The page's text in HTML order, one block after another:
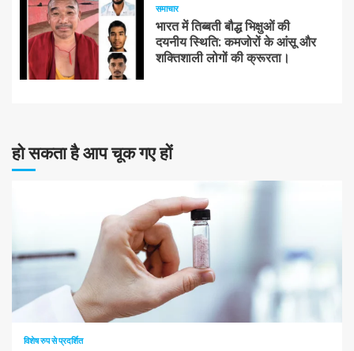
समाचार
भारत में तिब्बती बौद्ध भिक्षुओं की
दयनीय स्थिति: कमजोरों के आंसू और
शक्तिशाली लोगों की क्रूरता।
हो सकता है आप चूक गए हों
10 न्यूनतम पढ़ा
विशेष रुप से प्रदर्शित